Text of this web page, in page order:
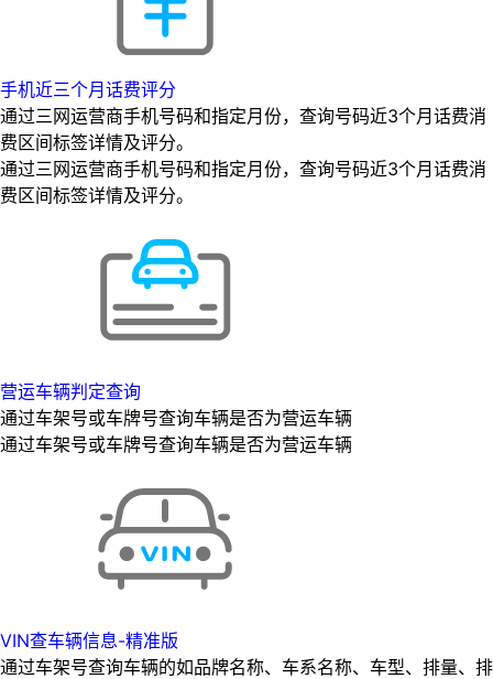
手机近三个月话费评分
通过三网运营商手机号码和指定月份，查询号码近3个月话费消
费区间标签详情及评分。
通过三网运营商手机号码和指定月份，查询号码近3个月话费消
费区间标签详情及评分。
营运车辆判定查询
通过车架号或车牌号查询车辆是否为营运车辆
通过车架号或车牌号查询车辆是否为营运车辆
VIN查车辆信息-精准版
通过车架号查询车辆的如品牌名称、车系名称、车型、排量、排